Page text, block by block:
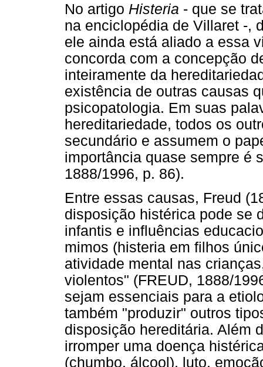
No artigo Histeria - que se
na enciclopédia de Villaret -,
ele ainda está aliado a essa
concorda com a concepção
inteiramente da
existência de outras causas
psicopatologia. Em suas
hereditariedade, todos os
secundário e assumem o
importância quase sempre é
1888/1996, p. 86).
Entre essas causas, Freud
disposição histérica pode se
infantis e influências
mimos (histeria em filhos
atividade mental nas
violentos" (FREUD, 1888/
sejam essenciais para a
também "produzir" outros
disposição hereditária. Além
irromper uma doença
(chumbo, álcool), luto,